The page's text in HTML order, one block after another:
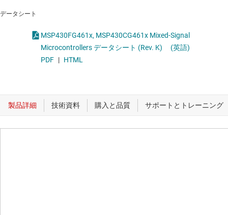
データシート
MSP430FG461x, MSP430CG461x Mixed-Signal
Microcontrollers データシート (Rev. K)
(英語)
PDF | HTML